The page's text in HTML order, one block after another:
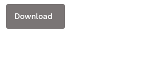
Download